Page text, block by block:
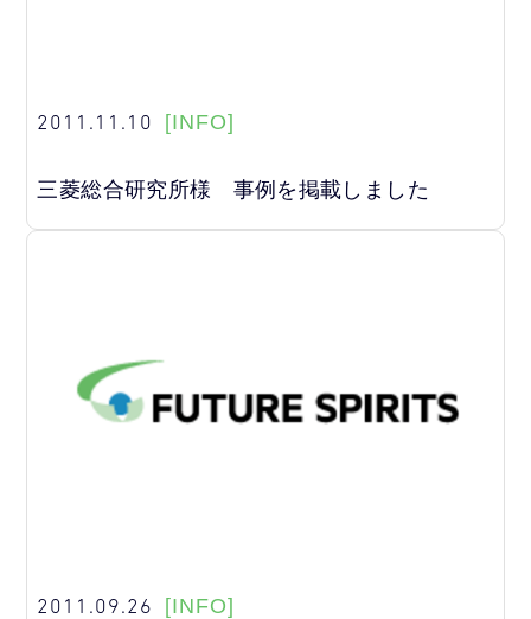
2011.11.10 [INFO]
三菱総合研究所様 事例を掲載しました
2011.09.26 [INFO]